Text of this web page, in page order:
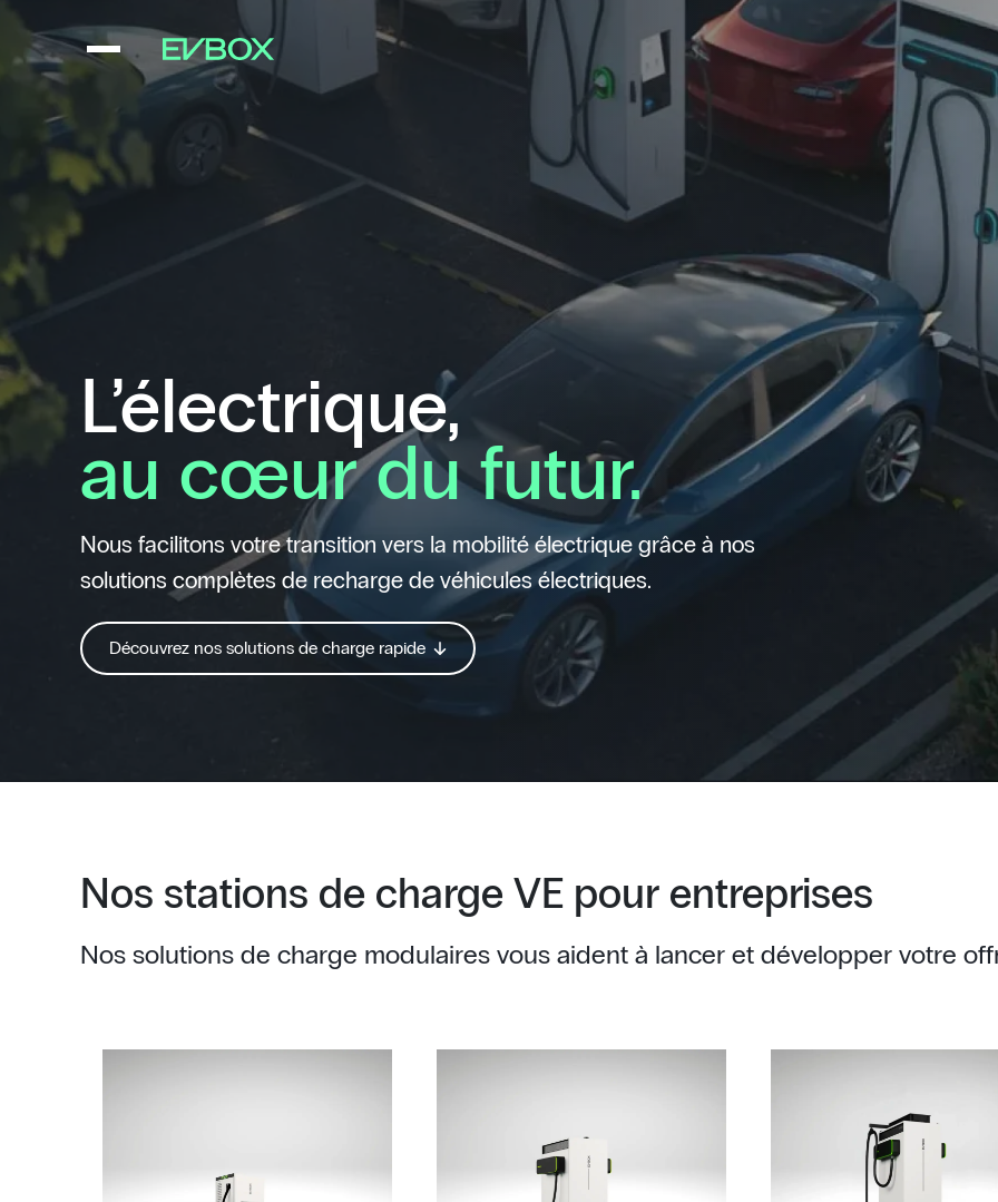
contenu
L’électrique,
au cœur du futur.
Nous facilitons votre transition vers la mobilité électrique grâce à nos
solutions complètes de recharge de véhicules électriques.
Découvrez nos solutions de charge rapide
Nos stations de charge VE pour entreprises
Nos solutions de charge modulaires vous aident à lancer et développer votre